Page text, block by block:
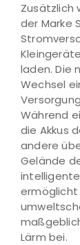
Zusätzlich
der Marke
laden. Die
Wechsel
Während
die Akkus
andere
Gelände
Lärm bei.